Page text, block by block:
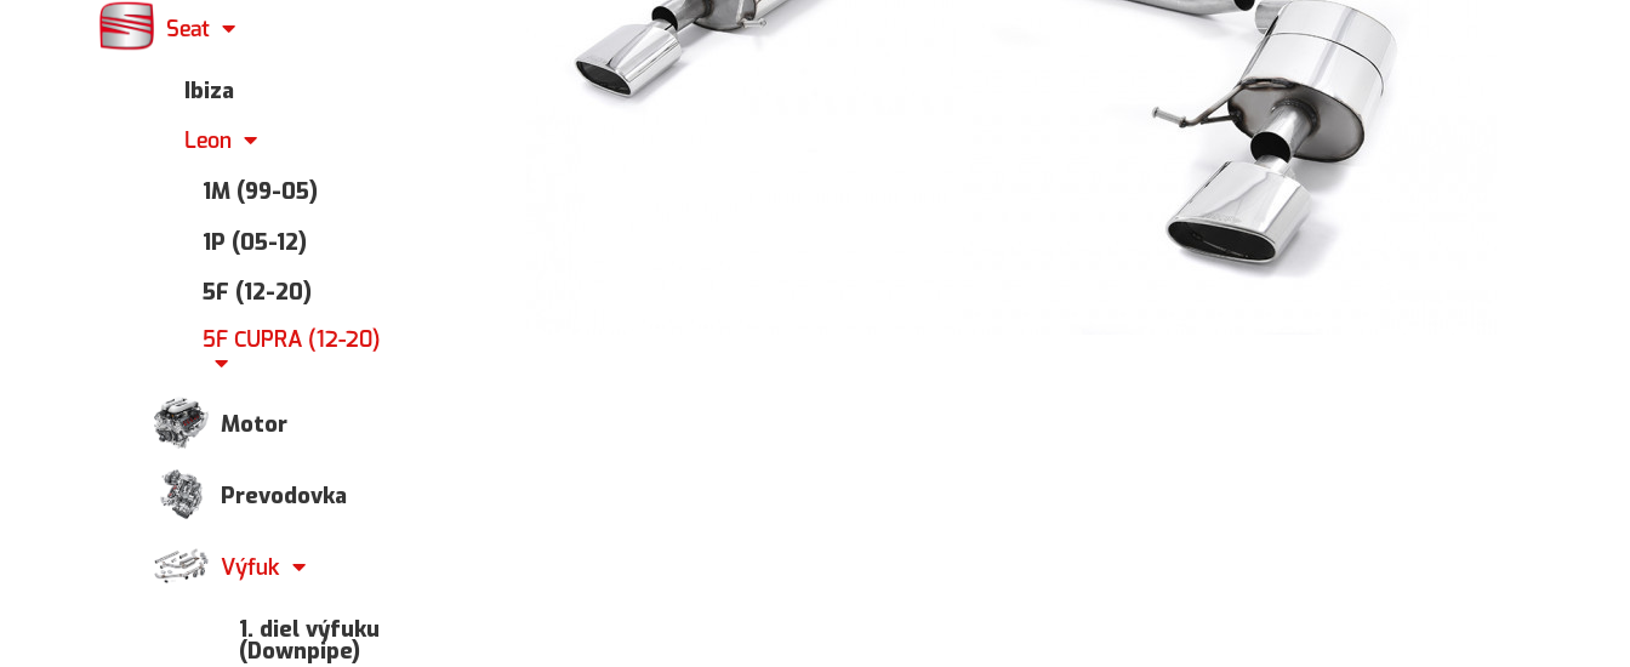
Seat
Ibiza
Leon
1M (99-05)
1P (05-12)
5F (12-20)
5F CUPRA (12-20)
Motor
Prevodovka
Výfuk
1. diel výfuku
(Downpipe)